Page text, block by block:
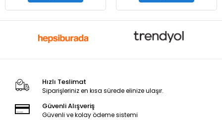
Hızlı Teslimat
Siparişleriniz en kısa sürede elinize ulaşır.
Güvenli Alışveriş
Güvenli ve kolay ödeme sistemi